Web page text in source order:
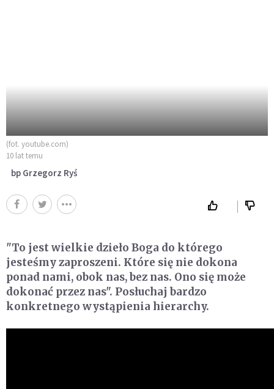
(fot. youtube.com)
10 lat temu
bp Grzegorz Ryś
"To jest wielkie dzieło Boga do którego
jesteśmy zaproszeni. Które się nie dokona
ponad nami, obok nas, bez nas. Ono się może
dokonać przez nas". Posłuchaj bardzo
konkretnego wystąpienia hierarchy.